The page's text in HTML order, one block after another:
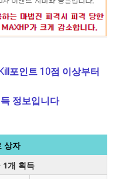
포인트 10점 이상부터
정보입니다
상자
1개 획득